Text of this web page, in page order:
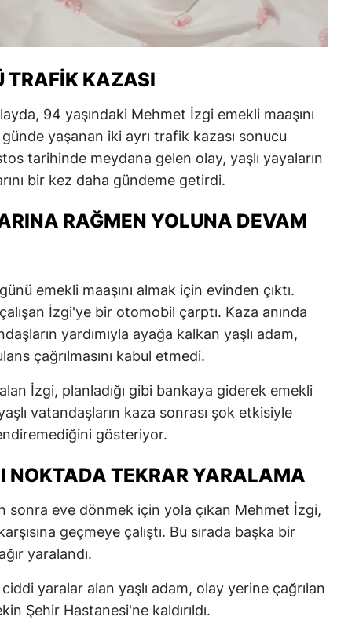
TRAFIK KAZASI
94 yaşındaki Mehmet İzgi emekli maaşını
günde yaşanan iki ayrı trafik kazası sonucu
tarihinde meydana gelen olay, yaşlı yayaların
bir kez daha gündeme getirdi.
RAĞMEN YOLUNA DEVAM
emekli maaşını almak için evinden çıktı.
İzgi'ye bir otomobil çarptı. Kaza anında
yardımıyla ayağa kalkan yaşlı adam,
çağrılmasını kabul etmedi.
İzgi, planladığı gibi bankaya giderek emekli
vatandaşların kaza sonrası şok etkisiyle
gösteriyor.
NOKTADA TEKRAR YARALAMA
sonra eve dönmek için yola çıkan Mehmet İzgi,
geçmeye çalıştı. Bu sırada başka bir
yaralandı.
yaralar alan yaşlı adam, olay yerine çağrılan
Şehir Hastanesi'ne kaldırıldı.